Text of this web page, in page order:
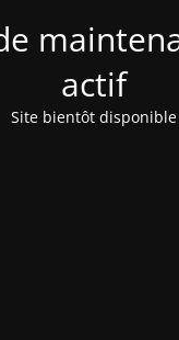
actif
Site bientôt disponible